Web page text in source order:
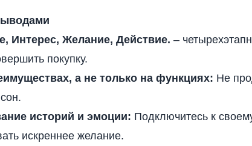
Интерес, Желание, Действие. –
покупку.
а не только на функциях: Не
историй и эмоции: Подключитесь к
искреннее желание.